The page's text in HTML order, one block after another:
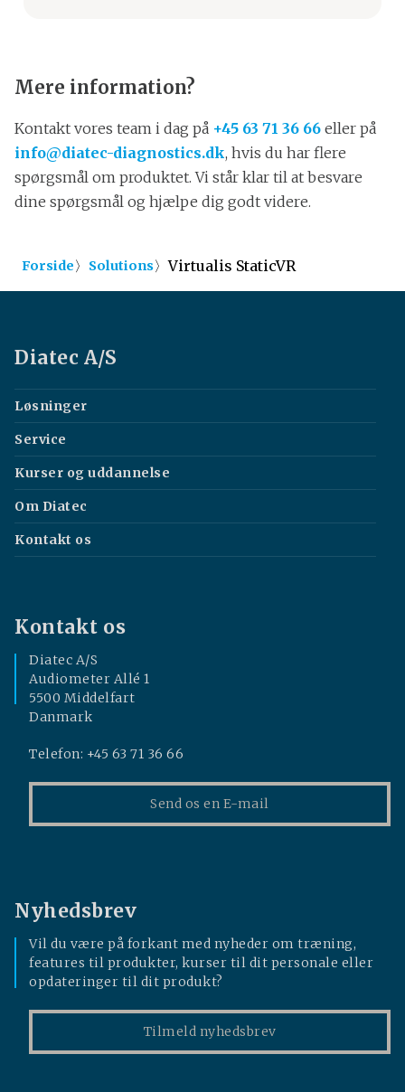
Mere information?
Kontakt vores team i dag på +45 63 71 36 66 eller på
info@diatec-diagnostics.dk, hvis du har flere
spørgsmål om produktet. Vi står klar til at besvare
dine spørgsmål og hjælpe dig godt videre.
Forside〉 Solutions〉Virtualis StaticVR
Diatec A/S
Løsninger
Service
Kurser og uddannelse
Om Diatec
Kontakt os
Kontakt os
Diatec A/S
Audiometer Allé 1
5500 Middelfart
Danmark
Telefon: +45 63 71 36 66
Send os en E-mail
Nyhedsbrev
Vil du være på forkant med nyheder om træning,
features til produkter, kurser til dit personale eller
opdateringer til dit produkt?
Tilmeld nyhedsbrev